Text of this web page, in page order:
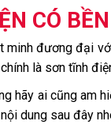
CÓ
minh đương đại
là sơn tĩnh
hãy ai cũng am
dung sau đây